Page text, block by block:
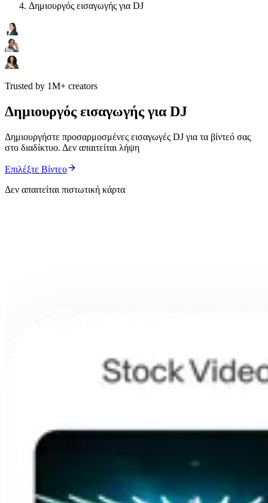
Δημιουργός εισαγωγής για DJ
Trusted by 1M+ creators
Δημιουργός εισαγωγής για DJ
Δημιουργήστε προσαρμοσμένες εισαγωγές DJ για τα βίντεό σας
στο διαδίκτυο. Δεν απαιτείται λήψη
Επιλέξτε Βίντεο
Δεν απαιτείται πιστωτική κάρτα